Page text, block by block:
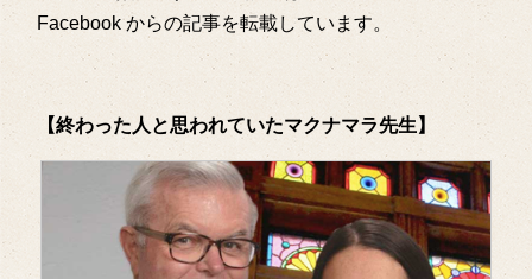
Facebook からの記事を転載しています。
【終わった人と思われていたマクナマラ先生】